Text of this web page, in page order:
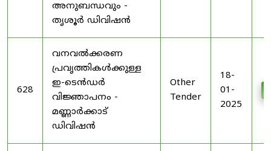
അനുബന്ധവും -
തൃശൂർ ഡിവിഷൻ
628
വനവൽക്കരണ
പ്രവൃത്തികൾക്കുള്ള
ഇ-ടെൻഡർ
വിജ്ഞാപനം -
മണ്ണാർക്കാട്
ഡിവിഷൻ
Other
Tender
18-
01-
2025